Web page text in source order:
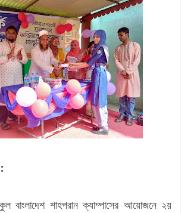
বাংলাদেশ শাহপরান ক্যাম্পাসের আয়োজনে ২য়